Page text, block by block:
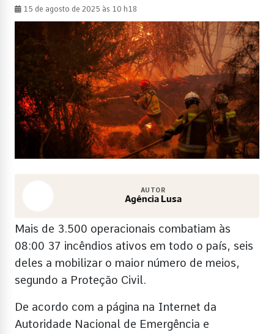
15 de agosto de 2025 às 10 h18
AUTOR
Agência Lusa
Mais de 3.500 operacionais combatiam às
08:00 37 incêndios ativos em todo o país, seis
deles a mobilizar o maior número de meios,
segundo a Proteção Civil.
De acordo com a página na Internet da
Autoridade Nacional de Emergência e